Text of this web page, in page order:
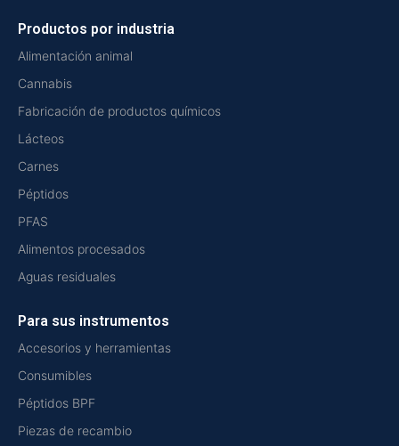
Productos por industria
Alimentación animal
Cannabis
Fabricación de productos químicos
Lácteos
Carnes
Péptidos
PFAS
Alimentos procesados
Aguas residuales
Para sus instrumentos
Accesorios y herramientas
Consumibles
Péptidos BPF
Piezas de recambio